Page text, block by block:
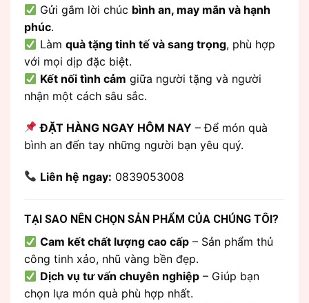
Gửi gắm lời chúc bình an, may mắn và hạnh
phúc.
Làmquà tặng tinh tế và sang trọng, phù hợp
với mọi dịp đặc biệt.
Kết nối tình cảm giữa người tặng và người
nhận một cách sâu sắc.
ĐẶT HÀNG NGAY HÔM NAY – Để món quà
bình an đến tay những người bạn yêu quý.
Liên hệ ngay: 0839053008
TẠI SAO NÊN CHỌN SẢN PHẨM CỦA CHÚNG TÔI?
Cam kết chất lượng cao cấp – Sản phẩm thủ
công tinh xảo, nhũ vàng bền đẹp.
Dịch vụ tư vấn chuyên nghiệp – Giúp bạn
chọn lựa món quà phù hợp nhất.